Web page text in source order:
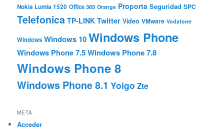
Nokia Lumia 1520 Office 365 Orange Proporta Seguridad SPC
Telefonica TP-LINK Twitter Video VMware Vodafone
Windows Windows 10Windows Phone
Windows Phone 7.5Windows Phone 7.8
Windows Phone 8
Windows Phone 8.1 Yoigo Zte
META
Acceder